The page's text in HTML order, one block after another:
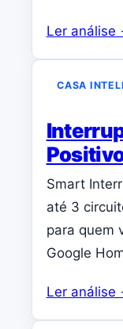
Ler análise
CASA
Smart
até 3
para quem
Google
Ler análise